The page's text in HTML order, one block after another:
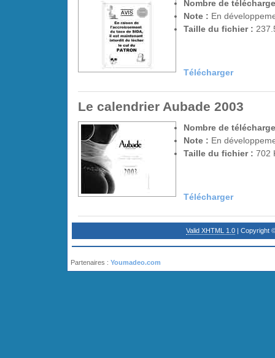
Nombre de
Note : En
Taille du fichier :
Télécharger
Le calendrier Aubade 2003
Nombre de
Note : En
Taille du fichier : 702
Télécharger
Valid XHTML 1.0 | Copyright
Partenaires : Youmadeo.com